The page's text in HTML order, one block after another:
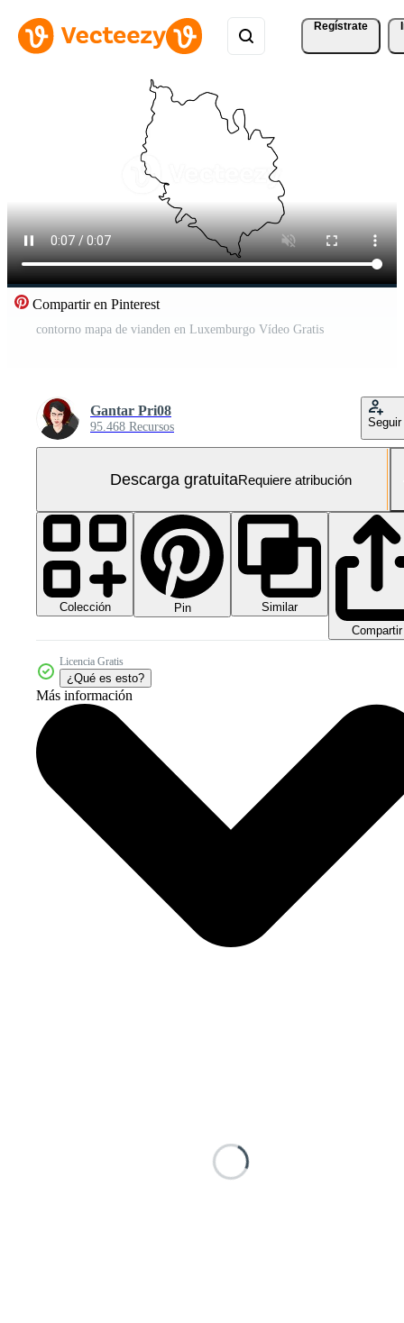
Regístrate
Compartir en Pinterest
contorno mapa de vianden en Luxemburgo Vídeo Gratis
Gantar Pri08
95.468 Recursos Seguir
Descarga gratuitaRequiere atribución
Colección Pin
Similar
Compartir
Licencia Gratis
¿Qué es esto?
Más información